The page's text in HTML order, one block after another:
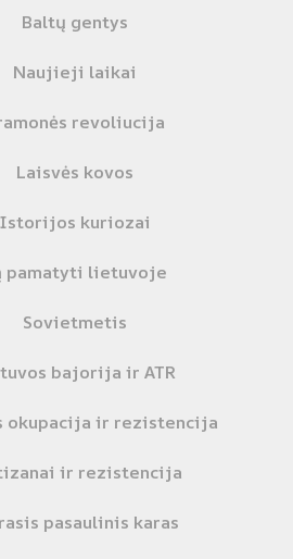
Baltų gentys
Naujieji laikai
revoliucija
Laisvės kovos
Istorijos kuriozai
pamatyti lietuvoje
Sovietmetis
bajorija ir ATR
okupacija ir rezistencija
ir rezistencija
pasaulinis karas